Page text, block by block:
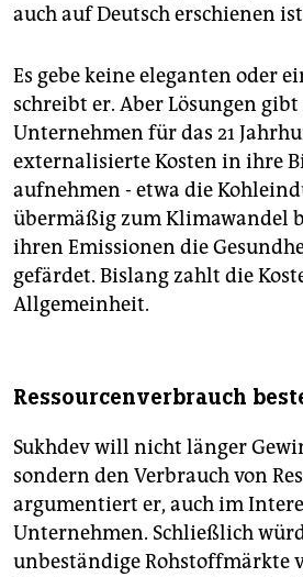
auch auf Deutsch erschienen
Es gebe keine eleganten oder
schreibt er. Aber Lösungen gibt
Unternehmen für das 21
externalisierte Kosten in ihre
aufnehmen - etwa die
übermäßig zum Klimawandel
ihren Emissionen die
gefärdet. Bislang zahlt die
Allgemeinheit.
Ressourcenverbrauch
Sukhdev will nicht länger
sondern den Verbrauch von
argumentiert er, auch im
Unternehmen. Schließlich
unbeständige Rohstoffmärkte